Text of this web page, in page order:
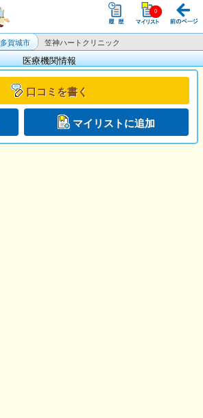
多賀城市 笠神ハートクリニック
医療機関情報
口コミを書く
マイリストに追加